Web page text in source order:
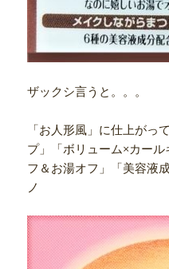
ザックシ言うと。。。
「お人形風」に仕上がっ
プ」「ボリューム×カー
フ＆お湯オフ」「美容液
ノ